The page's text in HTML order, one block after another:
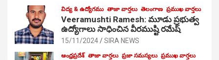
విద్య & ఉద్యోగము తాజా వార్తలు తెలంగాణ ప్రముఖ వార్తలు
Veeramushti Ramesh: మూడు ప్రభుత్వ
ఉద్యోగాలు సాధించిన వీరముష్టి రమేష్
15/11/2024 SIRA NEWS
ఆంధ్రప్రదేశ్ తాజా వార్తలు ప్రజా సమస్యలు ప్రముఖ వార్తలు